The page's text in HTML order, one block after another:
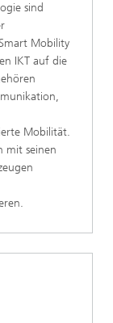
sind
Mobility
IKT auf die
Mobilität.
mit seinen